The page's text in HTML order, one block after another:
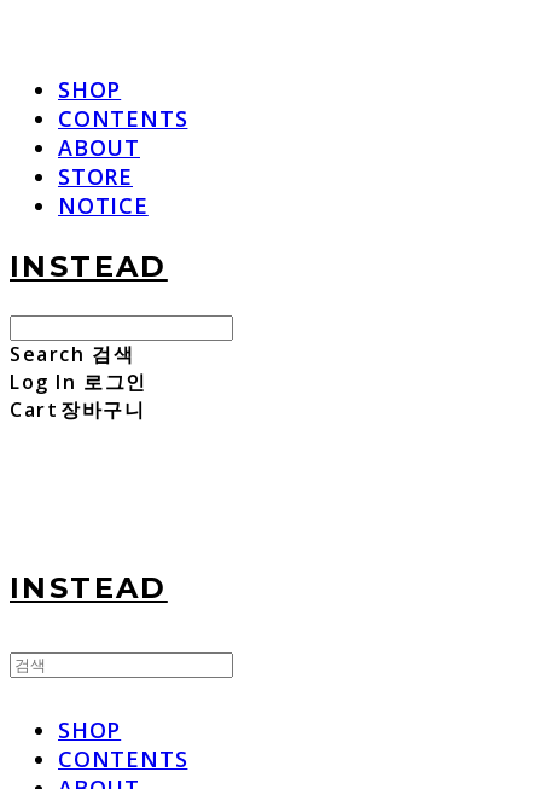
SHOP
CONTENTS
ABOUT
STORE
NOTICE
INSTEAD
Search 검색
Log In 로그인
Cart 장바구니
INSTEAD
SHOP
CONTENTS